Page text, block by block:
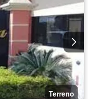
Terreno